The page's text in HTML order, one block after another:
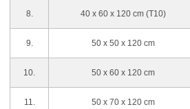
8. 40 x 60 x 120 cm (T10)
9. 50 x 50 x 120 cm
10. 50 x 60 x 120 cm
11. 50 x 70 x 120 cm